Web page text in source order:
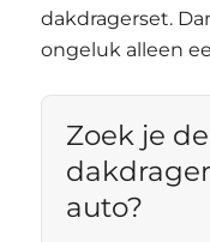
dakdragerset.
ongeluk alleen
Zoek je
auto?